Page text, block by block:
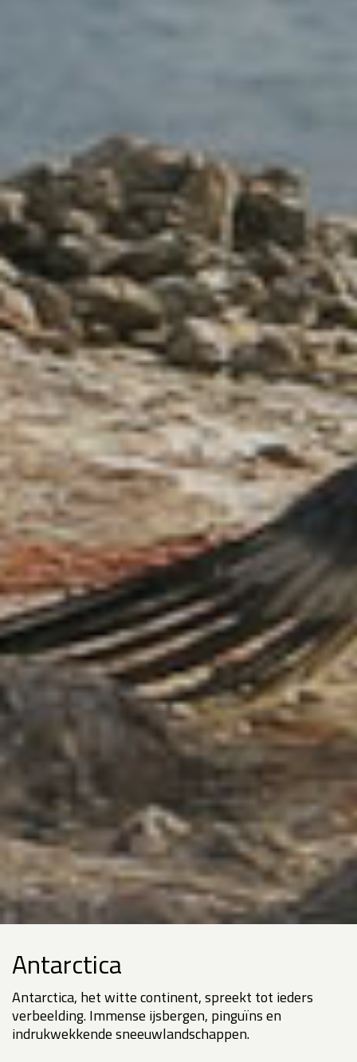
Antarctica
Antarctica, het witte continent, spreekt tot ieders
verbeelding. Immense ijsbergen, pinguïns en
indrukwekkende sneeuwlandschappen.